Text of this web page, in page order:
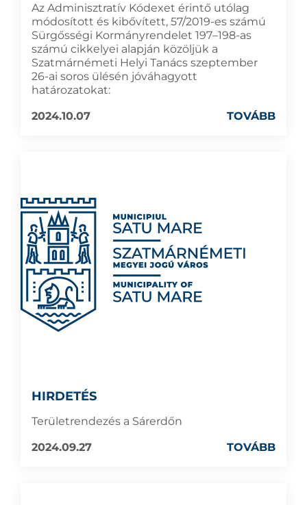
Az Adminisztratív Kódexet érintő utólag
módosított és kibővített, 57/2019-es számú
Sürgősségi Kormányrendelet 197–198-as
számú cikkelyei alapján közöljük a
Szatmárnémeti Helyi Tanács szeptember
26-ai soros ülésén jóváhagyott
határozatokat:
2024.10.07
TOVÁBB
HIRDETÉS
Területrendezés a Sárerdőn
2024.09.27
TOVÁBB